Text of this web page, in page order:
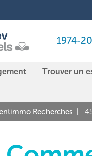
1974-
Trouver un
Recherches